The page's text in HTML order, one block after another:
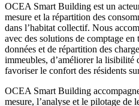
OCEA Smart Building est un
mesure et la répartition des
dans l’habitat collectif. Nous
avec des solutions de comptage en
données et de répartition des
immeubles, d’améliorer la lisibilité
favoriser le confort des résidents
OCEA Smart Building
mesure, l’analyse et le pilotage de